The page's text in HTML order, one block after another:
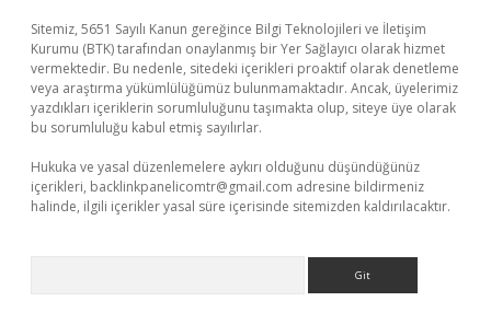
Sitemiz, 5651 Sayılı Kanun gereğince Bilgi Teknolojileri ve İletişim
Kurumu (BTK) tarafından onaylanmış bir Yer Sağlayıcı olarak hizmet
vermektedir. Bu nedenle, sitedeki içerikleri proaktif olarak denetleme
veya araştırma yükümlülüğümüz bulunmamaktadır. Ancak, üyelerimiz
yazdıkları içeriklerin sorumluluğunu taşımakta olup, siteye üye olarak
bu sorumluluğu kabul etmiş sayılırlar.
Hukuka ve yasal düzenlemelere aykırı olduğunu düşündüğünüz
içerikleri, backlinkpanelicomtr@gmail.com adresine bildirmeniz
halinde, ilgili içerikler yasal süre içerisinde sitemizden kaldırılacaktır.